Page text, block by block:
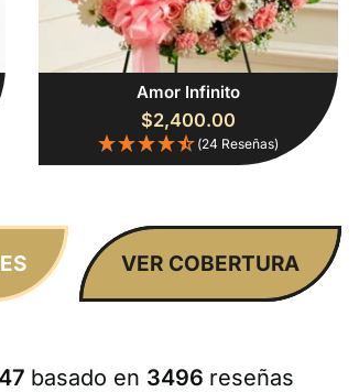
Amor Infinito
$2,400.00
(24 Reseñas)
VER COBERTURA
basado en 3496 reseñas